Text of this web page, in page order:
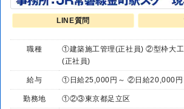
LINE質問
職種
①建築施工管理(正社員) ②型枠大
(正社員)
給与 ①日給25,000円～ ②日給20,000
勤務地 ①②③東京都足立区